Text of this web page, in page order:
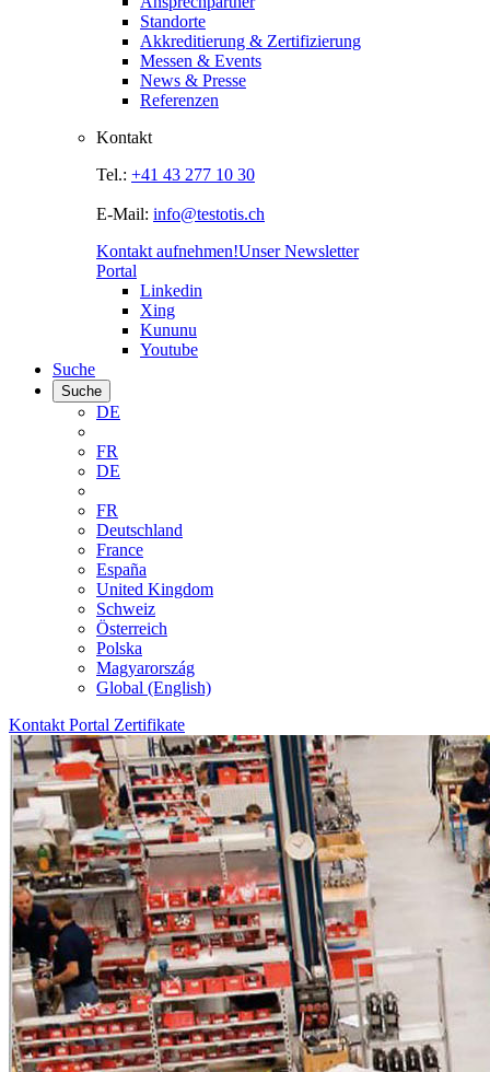
Standorte
Akkreditierung & Zertifizierung
Messen & Events
News & Presse
Referenzen
Kontakt
Tel.: +41 43 277 10 30
E-Mail: info@testotis.ch
Kontakt aufnehmen!Unser Newsletter
Portal
Linkedin
Xing
Kununu
Youtube
Suche
Suche
DE
FR
DE
FR
Deutschland
France
España
United Kingdom
Schweiz
Österreich
Polska
Magyarország
Global (English)
Kontakt Portal Zertifikate